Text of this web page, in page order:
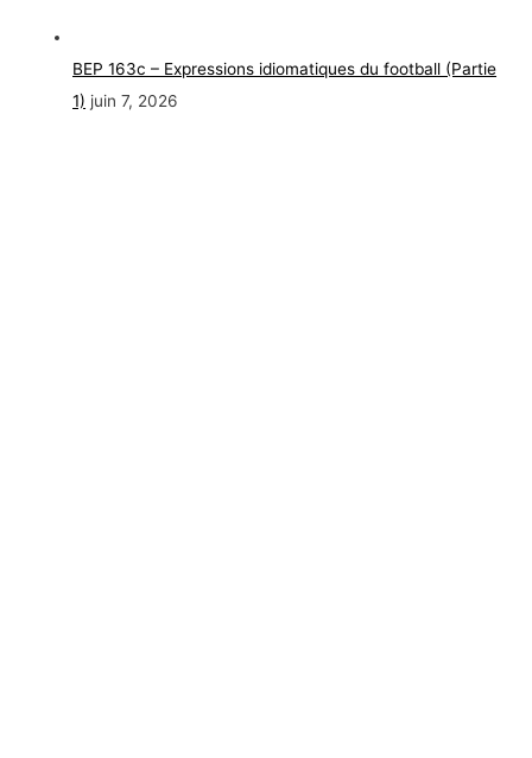
BEP 163c – Expressions idiomatiques du football (Partie
1) juin 7, 2026